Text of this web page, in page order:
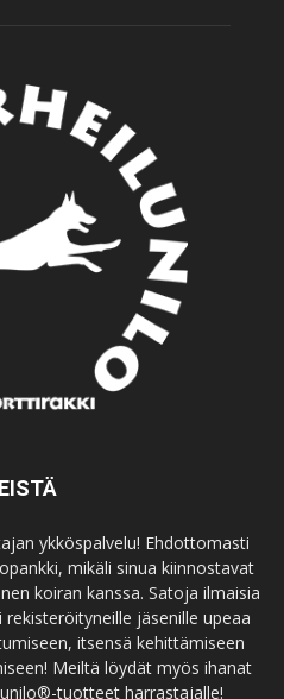
ykköspalvelu! Ehdottomasti
mikäli sinua kiinnostavat
koiran kanssa. Satoja ilmaisia
jäsenille upeaa
itsensä kehittämiseen
Meiltä löydät myös ihanat
tuotteet harrastajalle!